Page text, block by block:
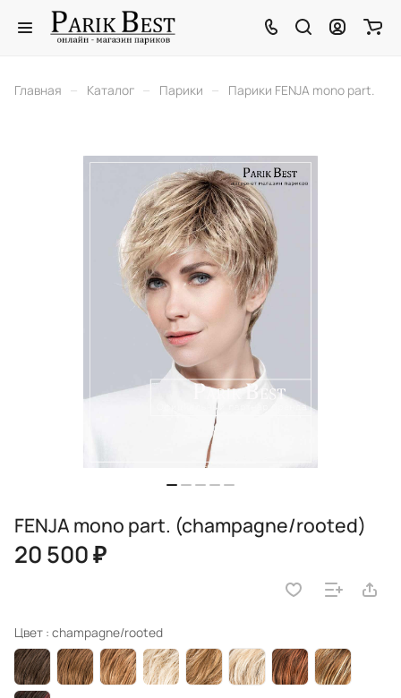
Главная – Каталог – Парики – Парики FENJA mono part.
FENJA mono part. (champagne/rooted)
20 500 ₽
Цвет : champagne/rooted